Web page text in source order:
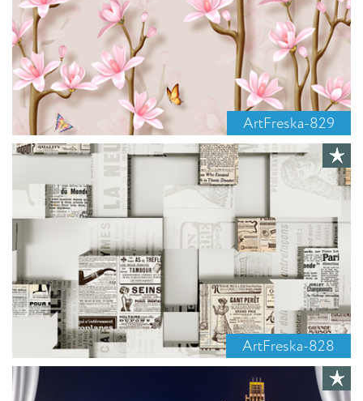
ArtFreska-829
ArtFreska-828